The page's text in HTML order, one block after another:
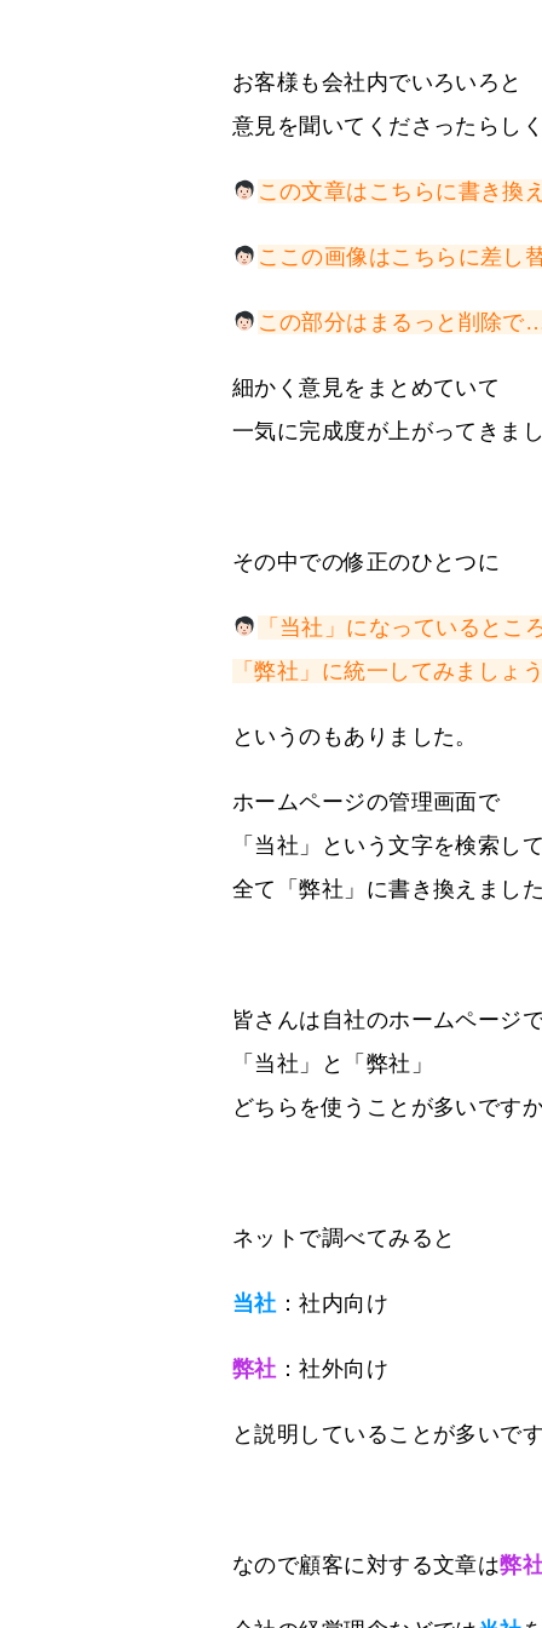
お客様も会社内でいろいろと
意見を聞いてくださったらし
この文章はこちらに書き換
ここの画像はこちらに差し
この部分はまるっと削除で
細かく意見をまとめていて
一気に完成度が上がってきまし
その中での修正のひとつに
「当社」になっているとこ
「弊社」に統一してみましょ
というのもありました。
ホームページの管理画面で
「当社」という文字を検索して
全て「弊社」に書き換えました
皆さんは自社のホームページ
「当社」と「弊社」
どちらを使うことが多いです
ネットで調べてみると
当社 ：社内向け
弊社 ：社外向け
と説明していることが多いです
なので顧客に対する文章は弊